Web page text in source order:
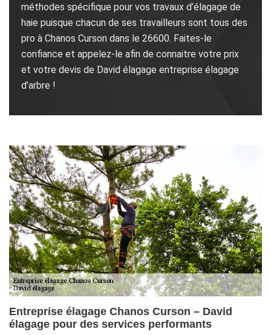
méthodes spécifique pour vos travaux d’élagage de
haie puisque chacun de ses travailleurs sont tous des
pro à Chanos Curson dans le 26600. Faites-le
confiance et appelez-le afin de connaitre votre prix
et votre devis de David élagage entreprise élagage
d’arbre !
Entreprise élagage Chanos Curson – David
élagage pour des services performants